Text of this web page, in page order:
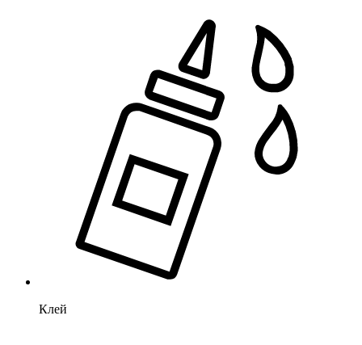
Клей